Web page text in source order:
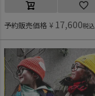
予約販売価格 ¥ 17,600税込